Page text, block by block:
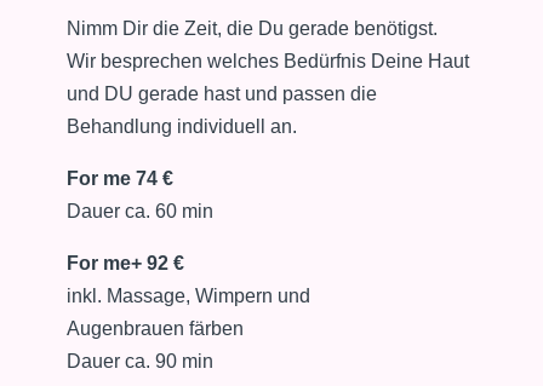
Nimm Dir die Zeit, die Du gerade benötigst.
Wir besprechen welches Bedürfnis Deine Haut
und DU gerade hast und passen die
Behandlung individuell an.
For me 74 €
Dauer ca. 60 min
For me+ 92 €
inkl. Massage, Wimpern und
Augenbrauen färben
Dauer ca. 90 min